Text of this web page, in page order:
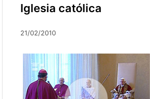
Iglesia católica
21/02/2010